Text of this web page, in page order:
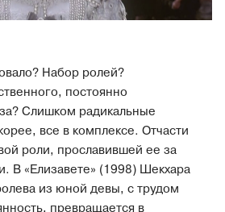
Набор ролей?
постоянно
Слишком радикальные
все в комплексе. Отчасти
роли, прославившей ее за
В «Елизавете» (1998) Шекхара
из юной девы, с трудом
превращается в